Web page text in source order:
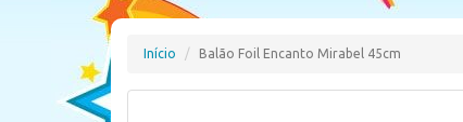
Início Balão Foil Encanto Mirabel 45cm